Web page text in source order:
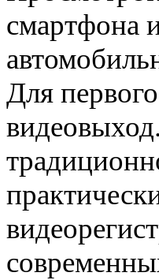
смартфона
Для